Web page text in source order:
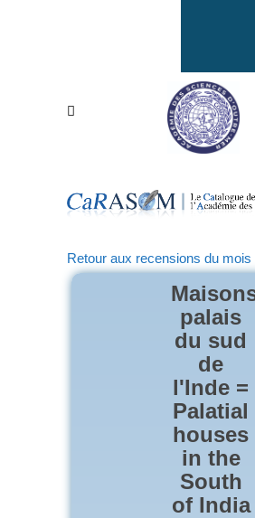
Retour aux recensions du mois
palais
du sud
de
l'Inde =
Palatial
houses
in the
South
of India